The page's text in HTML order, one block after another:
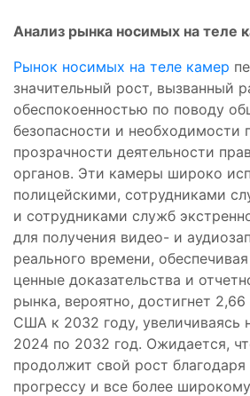
Анализ рынка носимых на теле
Рынок носимых на теле камер
значительный рост, вызванный
обеспокоенностью по поводу
безопасности и необходимости
прозрачности деятельности
органов. Эти камеры широко
полицейскими, сотрудниками
и сотрудниками служб
для получения видео- и
реального времени,
ценные доказательства и
рынка, вероятно, достигнет
США к 2032 году, увеличиваясь
2024 по 2032 год. Ожидается,
продолжит свой рост
прогрессу и все более